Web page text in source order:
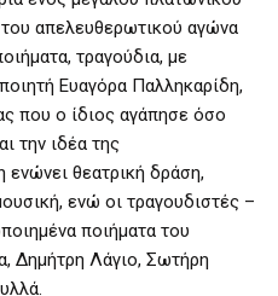
απελευθερωτικού αγώνα
τραγούδια, με
Ευαγόρα Παλληκαρίδη,
που ο ίδιος αγάπησε όσο
την ιδέα της
θεατρική δράση,
ενώ οι τραγουδιστές –
ποιήματα του
Δημήτρη Λάγιο, Σωτήρη